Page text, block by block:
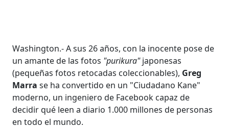
Washington.- A sus 26 años, con la inocente pose de
un amante de las fotos "purikura"japonesas
(pequeñas fotos retocadas coleccionables), Greg
Marra se ha convertido en un "Ciudadano Kane"
moderno, un ingeniero de Facebook capaz de
decidir qué leen a diario 1.000 millones de personas
en todo el mundo.